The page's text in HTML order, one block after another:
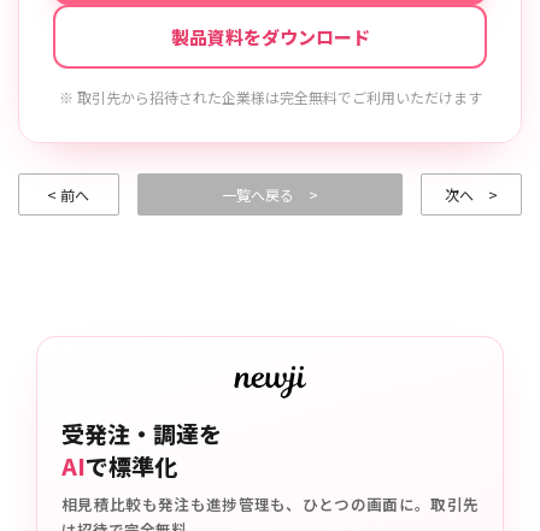
製品資料をダウンロード
※ 取引先から招待された企業様は完全無料でご利用いただけます
< 前へ 一覧へ戻る > 次へ >
受発注・調達を
AIで標準化
相見積比較も発注も進捗管理も、ひとつの画面に。取引先